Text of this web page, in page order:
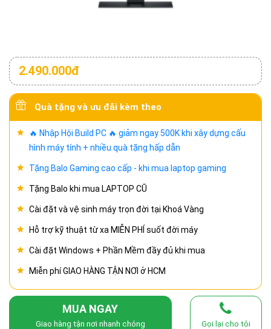
2.490.000đ
Quà tặng và ưu đãi kèm theo
🔥 Nhập Hội Build PC 🔥 giảm ngay 500K khi xây dựng cấu
hình máy tính + nhiều quà tặng hấp dẫn
Tặng Balo Gaming cao cấp - khi mua laptop gaming
Tặng Balo khi mua LAPTOP CŨ
Cài đặt và vệ sinh máy trọn đời tại Khoá Vàng
Hỗ trợ kỹ thuật từ xa MIỄN PHÍ suốt đời máy
Cài đặt Windows + Phần Mềm đầy đủ khi mua
Miễn phí GIAO HÀNG TẬN NƠI ở HCM
MUA NGAY
Giao hàng tận nơi nhanh chóng Gọi lại cho tôi